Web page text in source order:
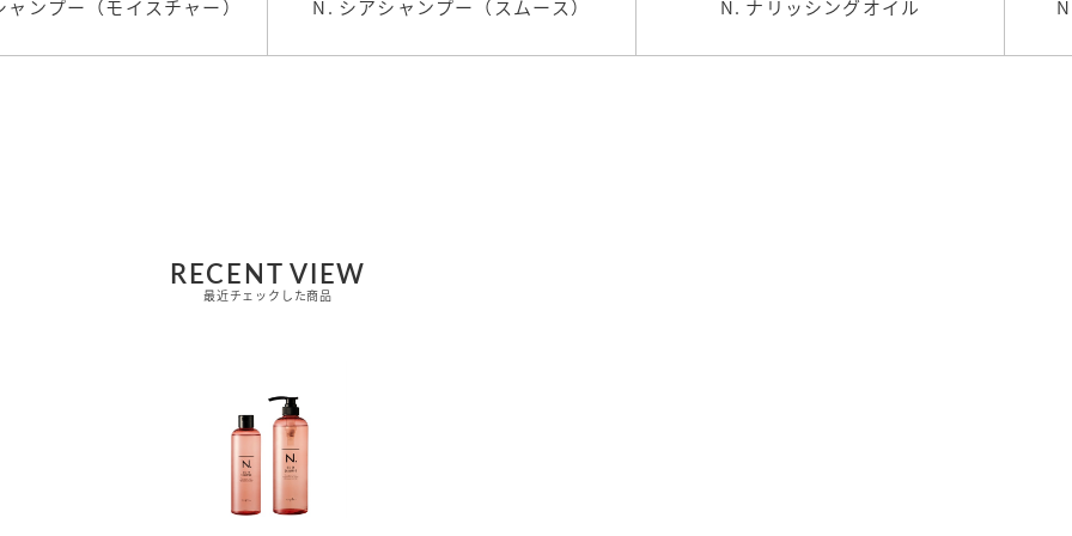
ンプー（モイスチャー） N. シアシャンプー（スムース） N. ナリッシングオイル
RECENT VIEW
最近チェックした商品